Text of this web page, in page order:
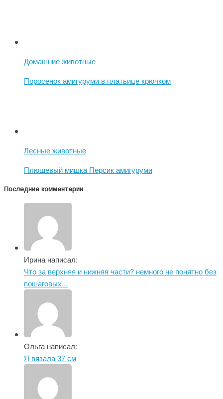
Домашние животные
Поросенок амигуруми в платьице крючком
Лесные животные
Плюшевый мишка Персик амигуруми
Последние комментарии
Ирина написал:
Что за верхняя и нижняя части? немного не понятно без
пошаговых...
Ольга написал:
Я вязала 37 см